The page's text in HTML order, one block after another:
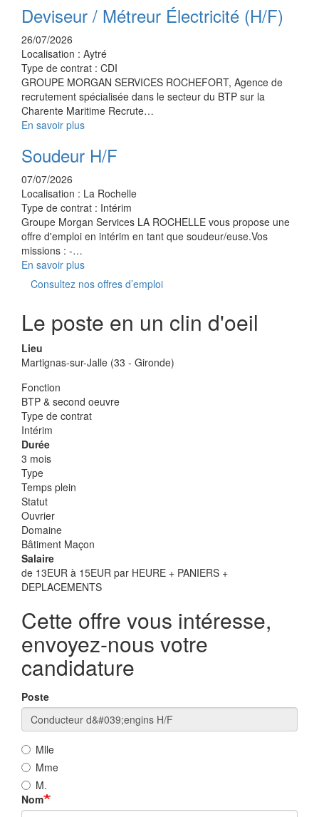
Deviseur / Métreur Électricité (H/F)
26/07/2026
Localisation : Aytré
Type de contrat : CDI
GROUPE MORGAN SERVICES ROCHEFORT, Agence de
recrutement spécialisée dans le secteur du BTP sur la
Charente Maritime Recrute…
En savoir plus
Soudeur H/F
07/07/2026
Localisation : La Rochelle
Type de contrat : Intérim
Groupe Morgan Services LA ROCHELLE vous propose une
offre d'emploi en intérim en tant que soudeur/euse.Vos
missions : -…
En savoir plus
Consultez nos offres d’emploi
Le poste en un clin d'oeil
Lieu
Martignas-sur-Jalle (33 - Gironde)
Fonction
BTP & second oeuvre
Type de contrat
Intérim
Durée
3 mois
Type
Temps plein
Statut
Ouvrier
Domaine
Bâtiment Maçon
Salaire
de 13EUR à 15EUR par HEURE + PANIERS +
DEPLACEMENTS
Cette offre vous intéresse,
envoyez-nous votre
candidature
Poste
Mlle
Mme
M.
Nom